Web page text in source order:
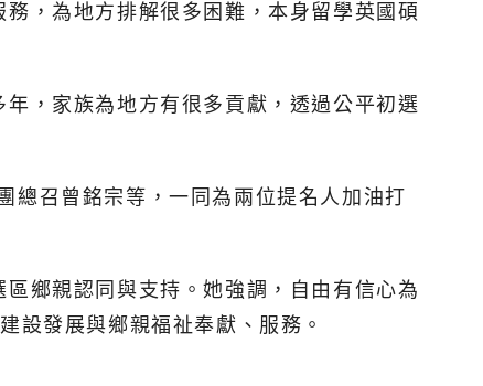
，為地方排解很多困難，本身留學英國碩
，家族為地方有很多貢獻，透過公平初選
總召曾銘宗等，一同為兩位提名人加油打
鄉親認同與支持。她強調，自由有信心為
設發展與鄉親福祉奉獻、服務。